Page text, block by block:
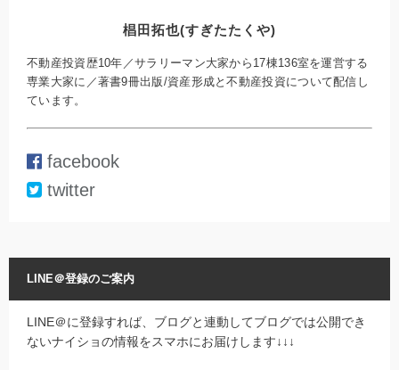
椙田拓也(すぎたたくや)
不動産投資歴10年／サラリーマン大家から17棟136室を運営する
専業大家に／著書9冊出版/資産形成と不動産投資について配信し
ています。
facebook
twitter
LINE＠登録のご案内
LINE＠に登録すれば、ブログと連動してブログでは公開でき
ないナイショの情報をスマホにお届けします↓↓↓